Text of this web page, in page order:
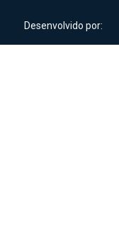
Desenvolvido por: